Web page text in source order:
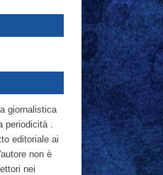
giornalistica
periodicità .
editoriale ai
non è
nei